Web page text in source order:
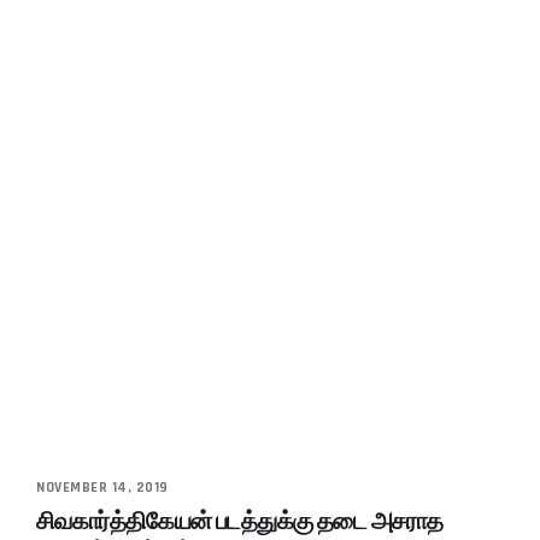
NOVEMBER 14, 2019
சிவகார்த்திகேயன் படத்துக்கு தடை அசராத